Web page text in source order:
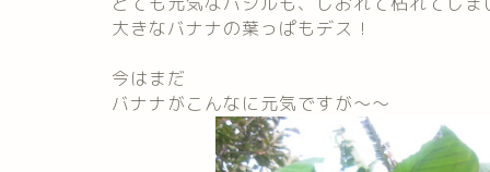
大きなバナナの葉っぱもデス！
今はまだ
バナナがこんなに元気ですが～～